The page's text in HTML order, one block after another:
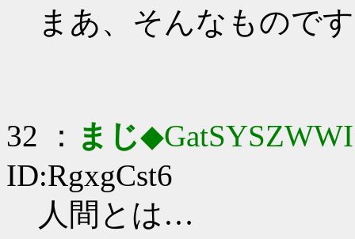
まあ、そんなものです
32 ： まじ◆GatSYSZWWI
ID:RgxgCst6
人間とは…